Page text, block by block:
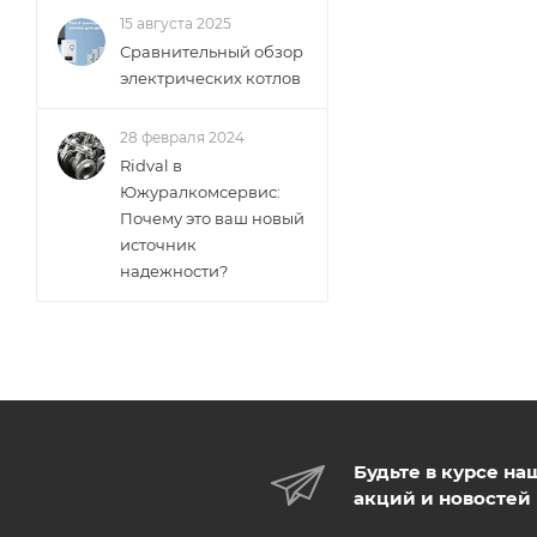
15 августа 2025
Сравнительный обзор
электрических котлов
28 февраля 2024
Ridval в
Южуралкомсервис:
Почему это ваш новый
источник
надежности?
Будьте в курсе
акций и новостей